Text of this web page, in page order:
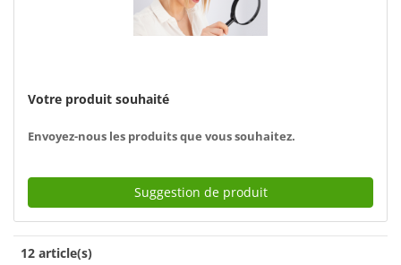
Votre produit souhaité
Envoyez-nous les produits que vous souhaitez.
Suggestion de produit
12 article(s)